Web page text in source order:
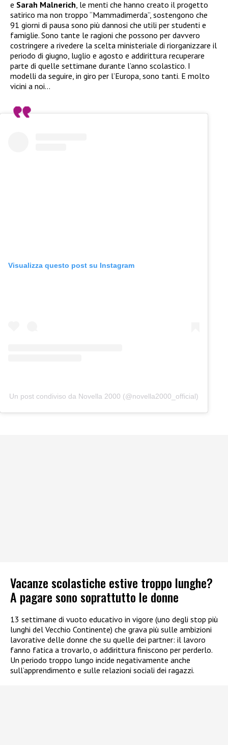
e Sarah Malnerich, le menti che hanno creato il progetto
satirico ma non troppo “Mammadimerda”, sostengono che
91 giorni di pausa sono più dannosi che utili per studenti e
famiglie. Sono tante le ragioni che possono per davvero
costringere a rivedere la scelta ministeriale di riorganizzare il
periodo di giugno, luglio e agosto e addirittura recuperare
parte di quelle settimane durante l’anno scolastico. I
modelli da seguire, in giro per l’Europa, sono tanti. E molto
vicini a noi…
Visualizza questo post su Instagram
Un post condiviso da Novella 2000 (@novella2000_official)
Vacanze scolastiche estive troppo lunghe?
A pagare sono soprattutto le donne
13 settimane di vuoto educativo in vigore (uno degli stop più
lunghi del Vecchio Continente) che grava più sulle ambizioni
lavorative delle donne che su quelle dei partner: il lavoro
fanno fatica a trovarlo, o addirittura finiscono per perderlo.
Un periodo troppo lungo incide negativamente anche
sull’apprendimento e sulle relazioni sociali dei ragazzi.